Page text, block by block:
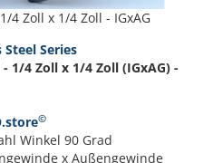
4 Zoll x 1/4 Zoll - IGxAG
Steel Series
1/4 Zoll x 1/4 Zoll (IGxAG) -
©
Winkel 90 Grad
x Außengewinde